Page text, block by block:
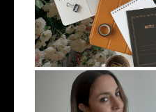
Marketing: Tendencias 2025